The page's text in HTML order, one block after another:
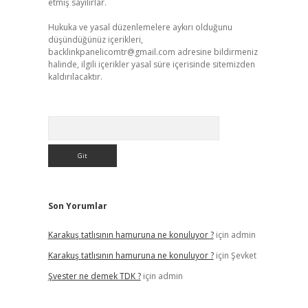
etmiş sayılırlar.
Hukuka ve yasal düzenlemelere aykırı olduğunu
düşündüğünüz içerikleri,
backlinkpanelicomtr@gmail.com adresine bildirmeniz
halinde, ilgili içerikler yasal süre içerisinde sitemizden
kaldırılacaktır.
Son Yorumlar
Karakuş tatlısının hamuruna ne konuluyor ?için admin
Karakuş tatlısının hamuruna ne konuluyor ?için Şevket
Şvester ne demek TDK ?için admin